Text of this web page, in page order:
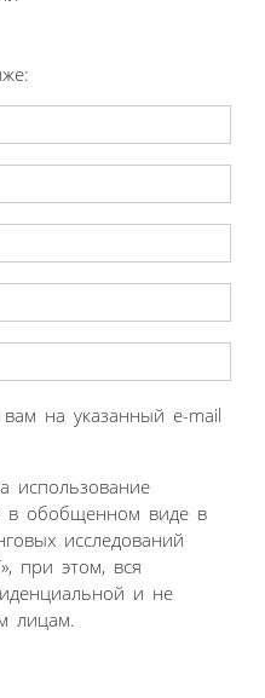
на указанный e-mail
использование
в обобщенном виде в
исследований
при этом, вся
и не
лицам.